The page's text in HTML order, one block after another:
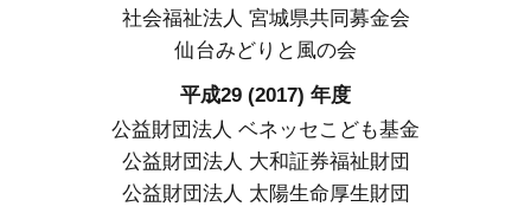
社会福祉法人 宮城県共同募金会
仙台みどりと風の会
平成29 (2017) 年度
公益財団法人 ベネッセこども基金
公益財団法人 大和証券福祉財団
公益財団法人 太陽生命厚生財団